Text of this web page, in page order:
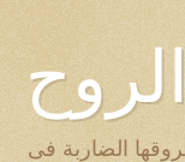
الضاربة فى